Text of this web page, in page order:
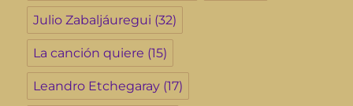
Julio Zabaljáuregui (32)
La canción quiere (15)
Leandro Etchegaray (17)